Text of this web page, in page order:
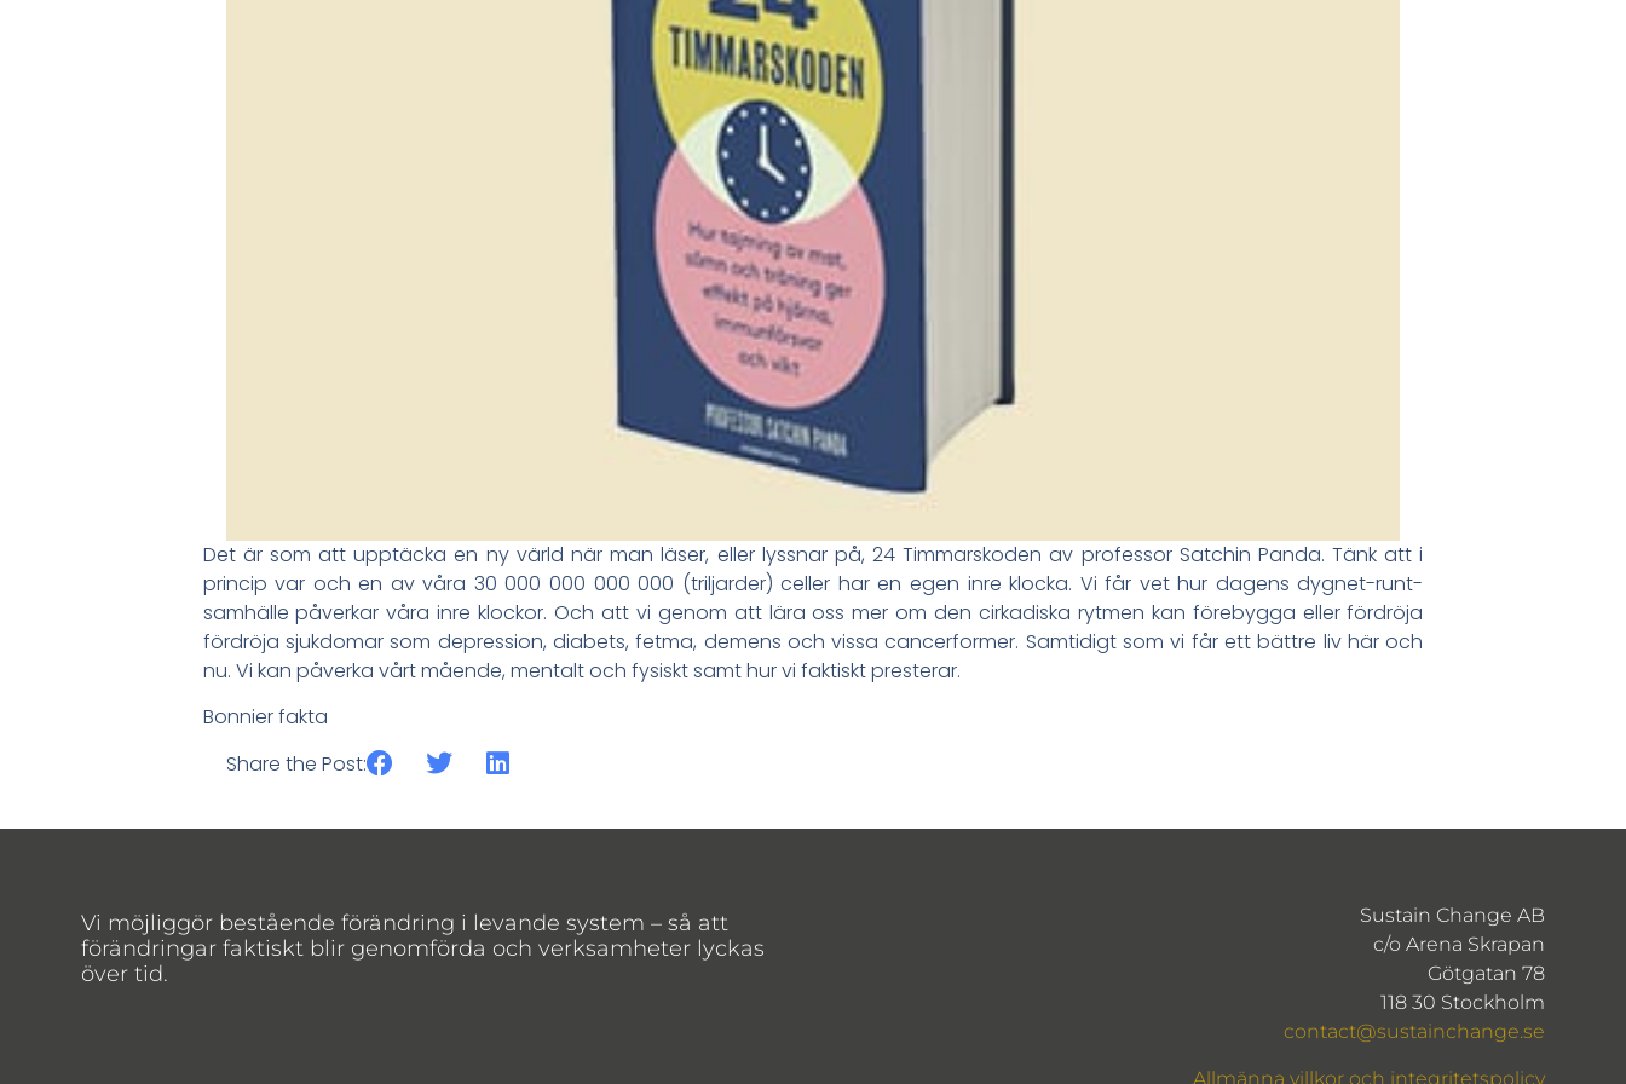
Det är som att upptäcka en ny värld när man läser, eller lyssnar på, 24 Timmarskoden av professor Satchin Panda. Tänk att i
princip var och en av våra 30 000 000 000 000 (triljarder) celler har en egen inre klocka. Vi får vet hur dagens dygnet-runt-
samhälle påverkar våra inre klockor. Och att vi genom att lära oss mer om den cirkadiska rytmen kan förebygga eller fördröja
fördröja sjukdomar som depression, diabets, fetma, demens och vissa cancerformer. Samtidigt som vi får ett bättre liv här och
nu. Vi kan påverka vårt mående, mentalt och fysiskt samt hur vi faktiskt presterar.
Bonnier fakta
Share the Post:
Vi möjliggör bestående förändring i levande system – så att
förändringar faktiskt blir genomförda och verksamheter lyckas
över tid.
Sustain Change AB
c/o Arena Skrapan
Götgatan 78
118 30 Stockholm
contact@sustainchange.se
Allmänna villkor och integritetspolicy